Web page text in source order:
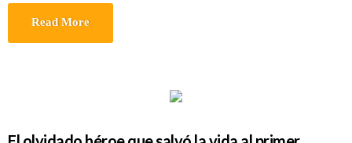
Read More